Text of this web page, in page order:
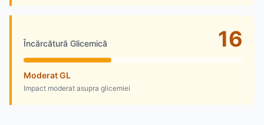
Încărcătură Glicemică 16
Moderat GL
Impact moderat asupra glicemiei